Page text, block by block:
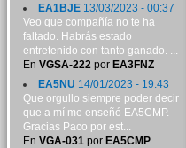
EA1BJE13/03/2023 - 00:37
Veo que compañía no te ha
faltado. Habrás estado
entretenido con tanto ganado. ...
En VGSA-222por EA3FNZ
EA5NU 14/01/2023 - 19:43
Que orgullo siempre poder decir
que a mí me enseñó EA5CMP.
Gracias Paco por est...
En VGA-031 por EA5CMP